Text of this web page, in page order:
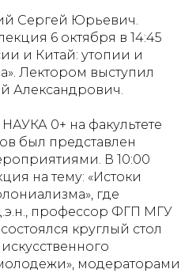
Сергей Юрьевич.
6 октября в 14:45
и Китай: утопии и
Лектором выступил
Александрович.
0+ на факультете
был представлен
В 10:00
на тему: «Истоки
где
профессор ФГП МГУ
круглый стол
модераторами